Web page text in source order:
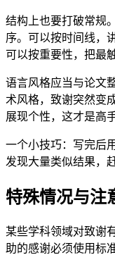
结构上也要打破常规
序。可以按时间线，
可以按重要性，把最
语言风格应当与论文
术风格，致谢突然变
展现个性，这才是高手
一个小技巧：写完后
发现大量类似结果，
特殊情况与注
某些学科领域对致谢
助的感谢必须使用标